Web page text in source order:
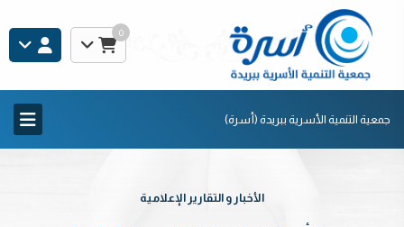
0
جمعية التنمية الأسرية ببريدة (أسرة)
الأخبار و التقارير الإعلامية